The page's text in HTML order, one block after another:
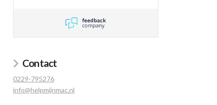
Contact
0229-795276
info@helpmijnmac.nl